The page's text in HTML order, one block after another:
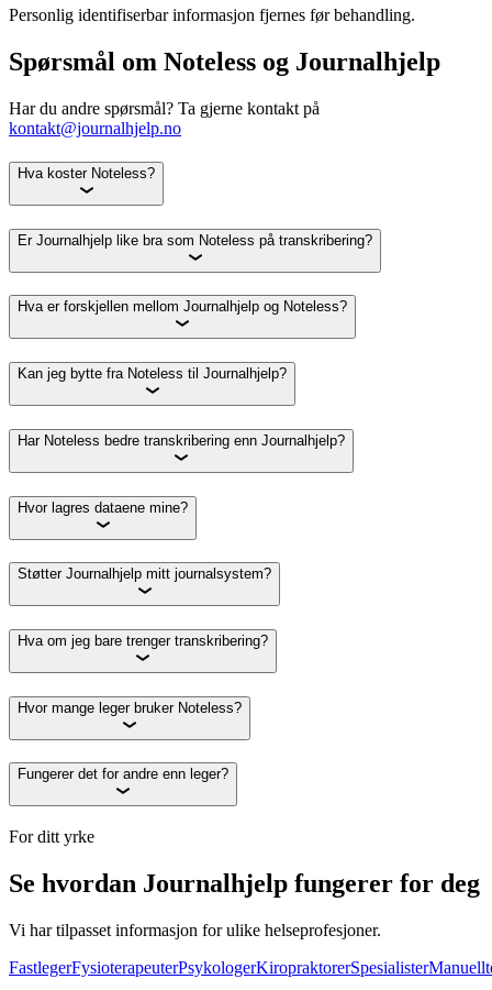
Personlig identifiserbar informasjon fjernes før behandling.
Spørsmål om Noteless og Journalhjelp
Har du andre spørsmål? Ta gjerne kontakt på
kontakt@journalhjelp.no
Hva koster Noteless?
Er Journalhjelp like bra som Noteless på transkribering?
Hva er forskjellen mellom Journalhjelp og Noteless?
Kan jeg bytte fra Noteless til Journalhjelp?
Har Noteless bedre transkribering enn Journalhjelp?
Hvor lagres dataene mine?
Støtter Journalhjelp mitt journalsystem?
Hva om jeg bare trenger transkribering?
Hvor mange leger bruker Noteless?
Fungerer det for andre enn leger?
For ditt yrke
Se hvordan Journalhjelp fungerer for deg
Vi har tilpasset informasjon for ulike helseprofesjoner.
FastlegerFysioterapeuterPsykologerKiropraktorerSpesialister